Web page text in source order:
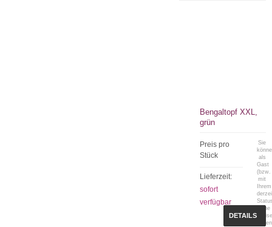
Bengaltopf XXL,
grün
Preis pro
Stück
Lieferzeit:
sofort
verfügbar
Sie
als
Gast
(bzw.
mit
Ihrem
keine
DETAILS